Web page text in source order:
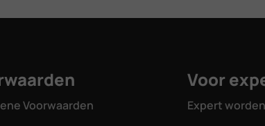
Voorwaarden
Voor
Expert worden